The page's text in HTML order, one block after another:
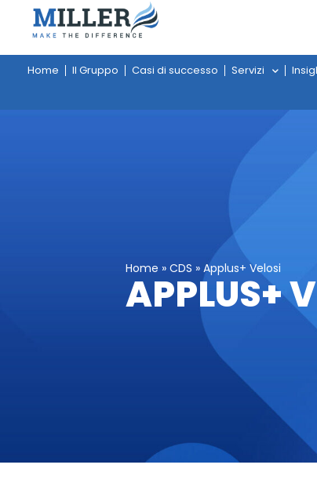
Home Il Gruppo Casi di successo Servizi
Home » CDS » Applus+ Velosi
APPLUS+